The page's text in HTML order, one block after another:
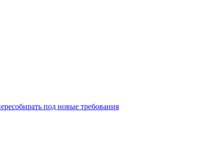
под новые требования